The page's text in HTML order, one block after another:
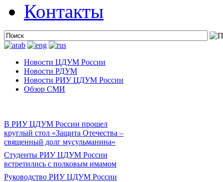
Контакты
Новости ЦДУМ России
Новости РДУМ
Новости РИУ ЦДУМ России
Обзор СМИ
В РИУ ЦДУМ России прошел
круглый стол «Защита Отечества –
священный долг мусульманина»
Студенты РИУ ЦДУМ России
встретились с полковым имамом
Руководство РИУ ЦДУМ России